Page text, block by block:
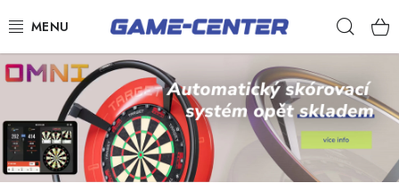
na
Šipky
Poker
Stolní fotbal